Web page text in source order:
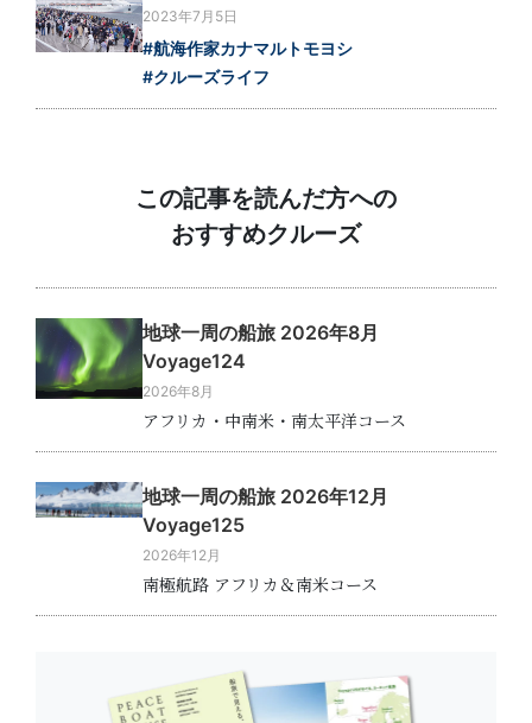
2023年7月5日
#航海作家カナマルトモヨシ
#クルーズライフ
この記事を読んだ方への
おすすめクルーズ
地球一周の船旅 2026年8月
Voyage124
2026年8月
アフリカ・中南米・南太平洋コース
地球一周の船旅 2026年12月
Voyage125
2026年12月
南極航路 アフリカ＆南米コース